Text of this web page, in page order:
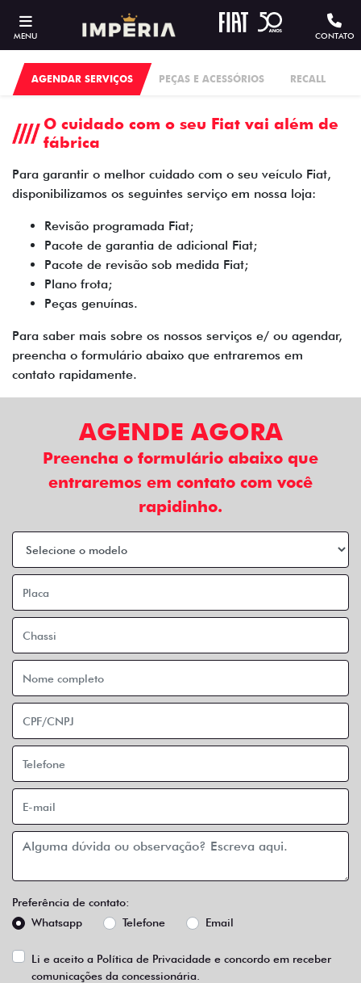
MENU CONTATO
AGENDAR SERVIÇOS PEÇAS E ACESSÓRIOS RECALL
O cuidado com o seu Fiat vai além de
fábrica
Para garantir o melhor cuidado com o seu veículo Fiat,
disponibilizamos os seguintes serviço em nossa loja:
Revisão programada Fiat;
Pacote de garantia de adicional Fiat;
Pacote de revisão sob medida Fiat;
Plano frota;
Peças genuínas.
Para saber mais sobre os nossos serviços e/ ou agendar,
preencha o formulário abaixo que entraremos em
contato rapidamente.
AGENDE AGORA
Preencha o formulário abaixo que
entraremos em contato com você
rapidinho.
Preferência de contato:
Whatsapp
Telefone Email
Li e aceito a Política de Privacidade e concordo em receber
comunicações da concessionária.